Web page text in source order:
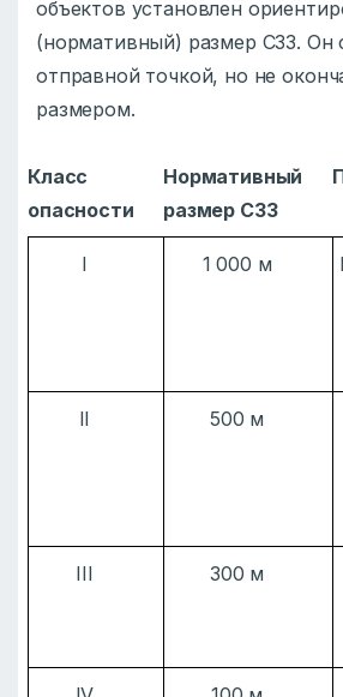
объектов установлен
(нормативный) размер СЗЗ. Он
отправной точкой, но не
размером.
Класс
опасности
Нормативный
размер СЗЗ
I 1 000 м
II 500 м
III 300 м